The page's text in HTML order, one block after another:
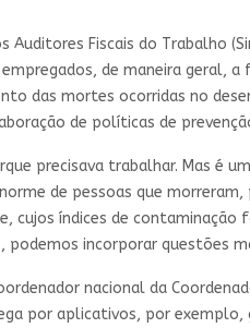
Auditores Fiscais do Trabalho
de maneira geral,
das mortes ocorridas no
de políticas de
precisava trabalhar. Mas é
de pessoas que
cujos índices de
incorporar questões
nacional da
por aplicativos, por